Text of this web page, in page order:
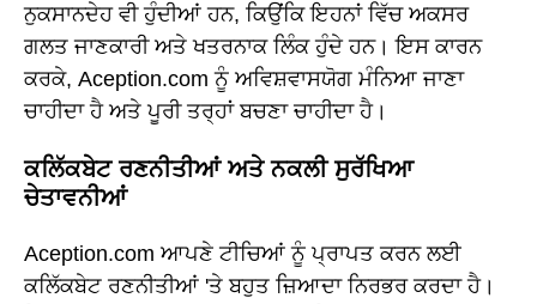
ਨੁਕਸਾਨਦੇਹ ਵੀ ਹੁੰਦੀਆਂ ਹਨ, ਕਿਉਂਕਿ ਇਹਨਾਂ ਵਿੱਚ ਅਕਸਰ
ਗਲਤ ਜਾਣਕਾਰੀ ਅਤੇ ਖਤਰਨਾਕ ਲਿੰਕ ਹੁੰਦੇ ਹਨ। ਇਸ ਕਾਰਨ
ਕਰਕੇ, Aception.com ਨੂੰ ਅਵਿਸ਼ਵਾਸਯੋਗ ਮੰਨਿਆ ਜਾਣਾ
ਚਾਹੀਦਾ ਹੈ ਅਤੇ ਪੂਰੀ ਤਰ੍ਹਾਂ ਬਚਣਾ ਚਾਹੀਦਾ ਹੈ।
ਕਲਿੱਕਬੇਟ ਰਣਨੀਤੀਆਂ ਅਤੇ ਨਕਲੀ ਸੁਰੱਖਿਆ
ਚੇਤਾਵਨੀਆਂ
Aception.com ਆਪਣੇ ਟੀਚਿਆਂ ਨੂੰ ਪ੍ਰਾਪਤ ਕਰਨ ਲਈ
ਕਲਿੱਕਬੇਟ ਰਣਨੀਤੀਆਂ 'ਤੇ ਬਹੁਤ ਜ਼ਿਆਦਾ ਨਿਰਭਰ ਕਰਦਾ ਹੈ।